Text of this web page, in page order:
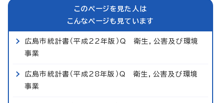
このページを見た人は
こんなページも見ています
広島市統計書（平成22年版）Q 衛生，公害及び環境
事業
広島市統計書（平成28年版）Q 衛生，公害及び環境
事業